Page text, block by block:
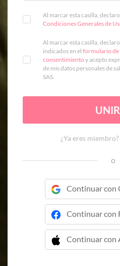
Al marcar esta casilla,
Condiciones Generales de
Al marcar esta casilla,
indicados en el formulario
consentimiento y acepto
de mis datos personales de
SAS.
¿Ya eres miembro?
o
Continuar con
Continuar con
Continuar con
 Continuar